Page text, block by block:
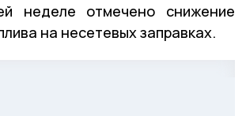
неделе отмечено снижение
на несетевых заправках.